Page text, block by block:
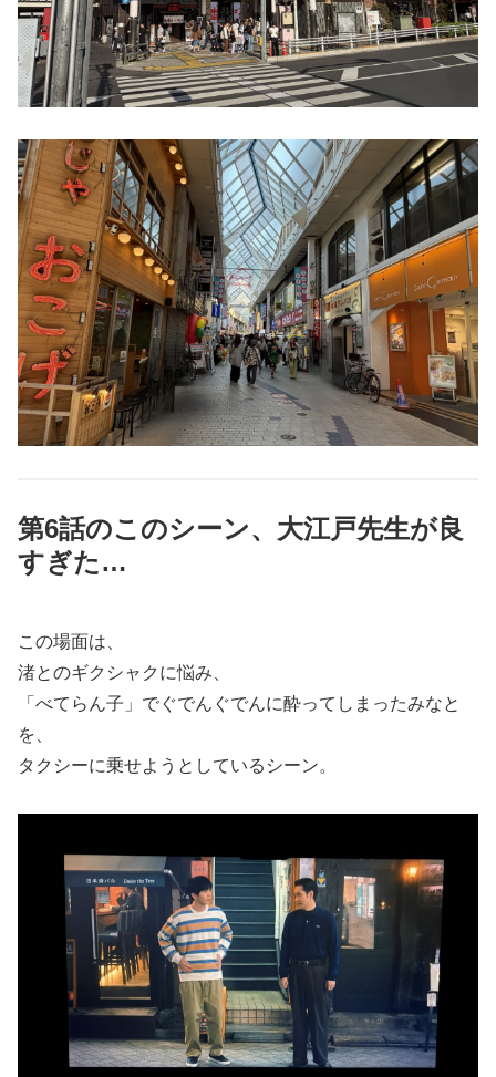
第6話のこのシーン、大江戸先生が良
すぎた…
この場面は、
渚とのギクシャクに悩み、
「べてらん子」でぐでんぐでんに酔ってしまったみなと
を、
タクシーに乗せようとしているシーン。